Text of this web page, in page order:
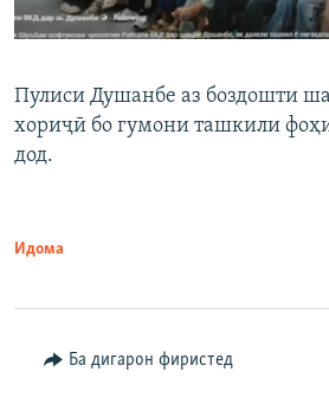
Пулиси Душанбе аз боздошти
хориҷӣ бо гумони ташкили
дод.
Идома
Ба дигарон фиристед